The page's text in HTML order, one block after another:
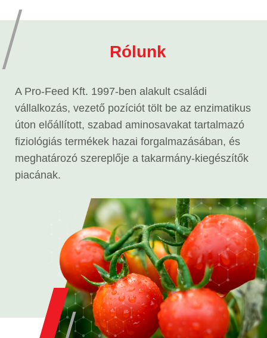
Rólunk
A Pro-Feed Kft. 1997-ben alakult családi
vállalkozás, vezető pozíciót tölt be az enzimatikus
úton előállított, szabad aminosavakat tartalmazó
fiziológiás termékek hazai forgalmazásában, és
meghatározó szereplője a takarmány-kiegészítők
piacának.